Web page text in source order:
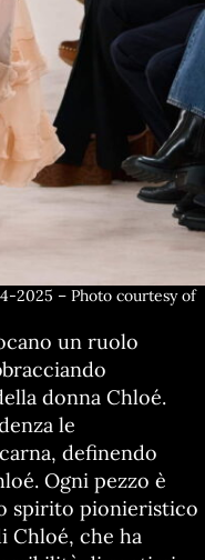
2025 – Photo courtesy of
un ruolo
donna Chloé.
le
definendo
Ogni pezzo è
spirito pionieristico
Chloé, che ha